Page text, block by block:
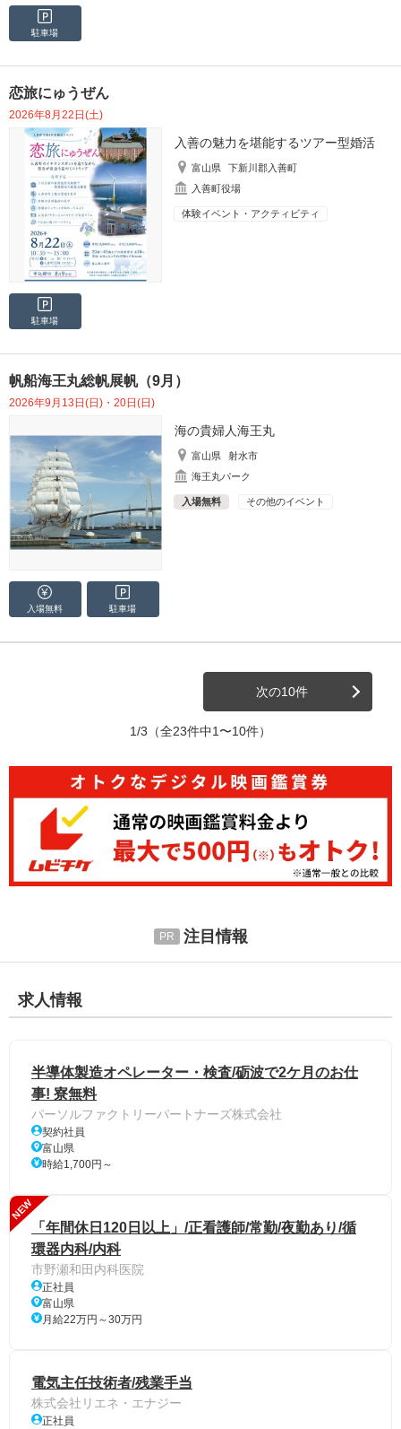
駐車場
恋旅にゅうぜん
2026年8月22日(土)
入善の魅力を堪能するツアー型婚活
富山県
下新川郡入善町
入善町役場
体験イベント・アクティビティ
駐車場
帆船海王丸総帆展帆（9月）
2026年9月13日(日)・20日(日)
海の貴婦人海王丸
富山県
射水市
海王丸パーク
入場無料 その他のイベント
入場無料 駐車場
次の10件
1/3 （全23件中1〜10件）
注目情報
求人情報
半導体製造オペレーター・検査/砺波で2ケ月のお仕
事! 寮無料
パーソルファクトリーパートナーズ株式会社
契約社員
富山県
時給1,700円～
NEW
「年間休日120日以上」/正看護師/常勤/夜勤あり/循
環器内科/内科
市野瀬和田内科医院
正社員
富山県
月給22万円～30万円
電気主任技術者/残業手当
株式会社リエネ・エナジー
正社員